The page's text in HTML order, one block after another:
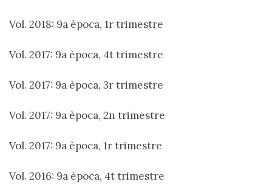
Vol. 2018: 9a època, 1r trimestre
Vol. 2017: 9a època, 4t trimestre
Vol. 2017: 9a època, 3r trimestre
Vol. 2017: 9a època, 2n trimestre
Vol. 2017: 9a època, 1r trimestre
Vol. 2016: 9a època, 4t trimestre